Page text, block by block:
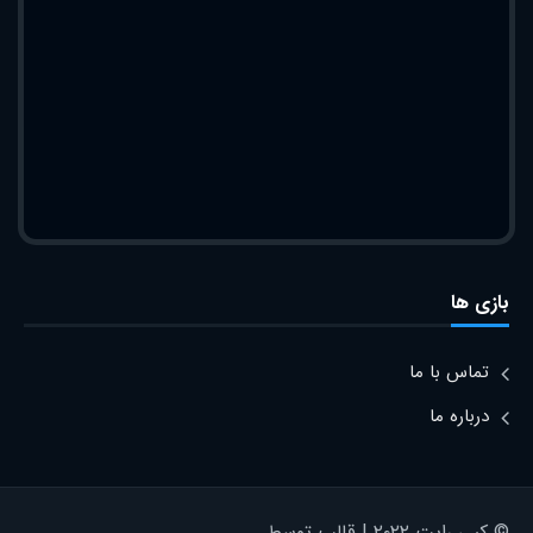
بازی ها
تماس با ما
درباره ما